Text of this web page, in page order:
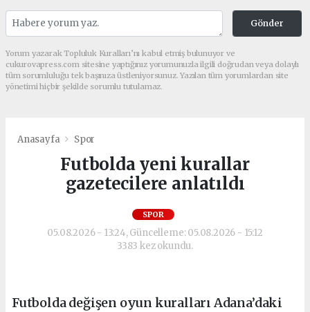
Gönder
Yorum yazarak Topluluk Kuralları’nı kabul etmiş bulunuyor ve
cukurovapress.com sitesine yaptığınız yorumunuzla ilgili doğrudan veya dolaylı
tüm sorumluluğu tek başınıza üstleniyorsunuz. Yazılan tüm yorumlardan site
yönetimi hiçbir şekilde sorumlu tutulamaz.
Anasayfa Spor
Futbolda yeni kurallar
gazetecilere anlatıldı
SPOR
05.08.2026 - 13:24, Güncelleme: 05.08.2026 - 15:12
3383 kez okundu.
Futbolda değişen oyun kuralları Adana’daki